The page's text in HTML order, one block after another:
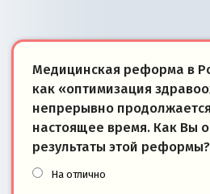
Медицинская реформа в
как «оптимизация
непрерывно
настоящее время. Как Вы
результаты этой реформы?
На отлично